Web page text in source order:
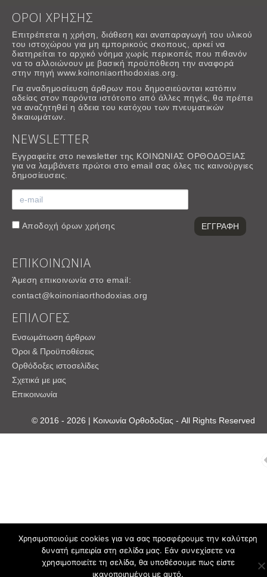
ΟΡΟΙ ΧΡΗΣΗΣ
Επιτρέπεται η χρήση, διάθεση και αναπαραγωγή του υλικού
του ιστοχώρου για μη εμπορικούς σκοπους, αρκεί να
διατηρείται το αρχικό νόημα χωρίς περικοπές που πιθανόν
να το αλλοιώνουν με βασική προϋπόθεση την αναφορά
στην πηγή www.koinoniaorthodoxias.org.
Για αναδημοσίευση άρθρων που δημοσιεύονται κατόπιν
αδείας στον παρόντα ιστότοπο από άλλες πηγές, θα πρέπει
να αναζητηθεί η άδεια του κατόχου των πνευματικών
δικαιωμάτων.
NEWSLETTER
Εγγραφείτε στο newsletter της ΚΟΙΝΩΝΙΑΣ ΟΡΘΟΔΟΞΙΑΣ
για να λαμβάνετε πρώτοι στο email σας όλες τις καινούργιες
δημοσίευσεις.
Αποδοχή όρων χρήσης
ΕΠΙΚΟΙΝΩΝΙΑ
Άμεση επικοινωνία στο email:
contact@koinoniaorthodoxias.org
ΕΠΙΛΟΓΕΣ
Ενσωμάτωση άρθρων
Όροι & Προϋποθέσεις
Ορθόδοξες ιστοσελίδες
Σχετικά με μας
Επικοινωνία
© 2016 - 2026 | Κοινωνία Ορθοδοξίας - All Rights Reserved
Χρησιμοποιούμε cookies για να σας προσφέρουμε την καλύτερη
δυνατή εμπειρία στη σελίδα μας. Εάν συνεχίσετε να
χρησιμοποιείτε τη σελίδα, θα υποθέσουμε πως είστε
ικανοποιημένοι με αυτό.